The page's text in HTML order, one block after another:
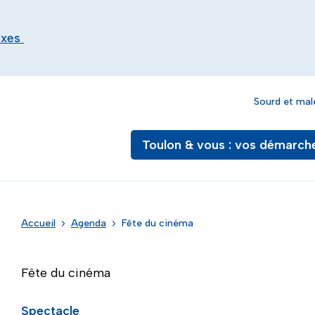
Sourd et
Toulon & vous : vos
Accueil Agenda Fête du cinéma
Fête du cinéma
Spectacle